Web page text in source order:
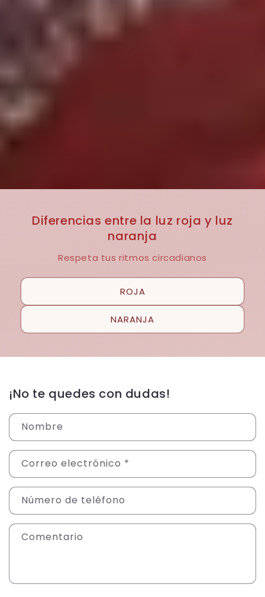
Diferencias entre la luz roja y luz
naranja
Respeta tus ritmos circadianos
ROJA
NARANJA
¡No te quedes con dudas!
Nombre
Correo electrónico *
Número de teléfono
Comentario